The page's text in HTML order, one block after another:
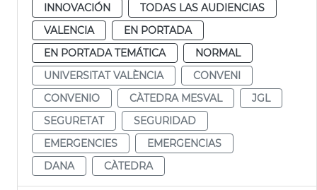
INNOVACIÓN
TODAS LAS AUDIENCIAS
VALENCIA
EN PORTADA
EN PORTADA TEMÁTICA
NORMAL
UNIVERSITAT VALÈNCIA
CONVENI
CONVENIO
CÀTEDRA MESVAL
JGL
SEGURETAT
SEGURIDAD
EMERGENCIES
EMERGENCIAS
DANA
CÀTEDRA